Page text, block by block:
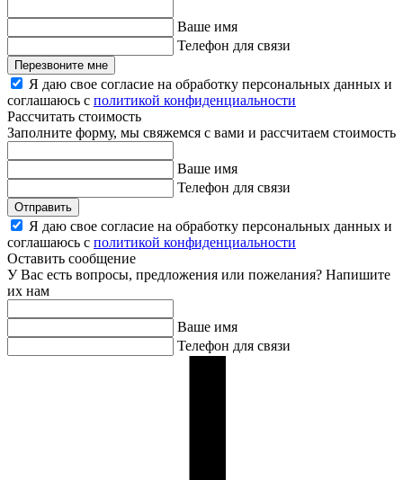
Ваше имя
Телефон для связи
Перезвоните мне
Я даю свое согласие на обработку персональных данных и
соглашаюсь с политикой конфиденциальности
Рассчитать стоимость
Заполните форму, мы свяжемся с вами и рассчитаем стоимость
Ваше имя
Телефон для связи
Отправить
Я даю свое согласие на обработку персональных данных и
соглашаюсь с политикой конфиденциальности
Оставить сообщение
У Вас есть вопросы, предложения или пожелания? Напишите
их нам
Ваше имя
Телефон для связи